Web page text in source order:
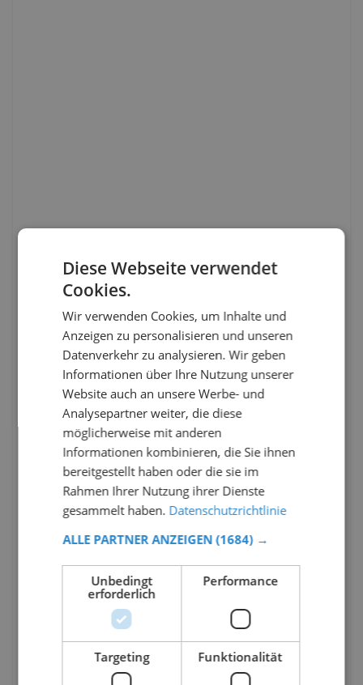
Diese Webseite verwendet
Cookies.
Wir verwenden Cookies, um Inhalte und
Anzeigen zu personalisieren und unseren
Datenverkehr zu analysieren. Wir geben
Informationen über Ihre Nutzung unserer
Website auch an unsere Werbe- und
Analysepartner weiter, die diese
möglicherweise mit anderen
Informationen kombinieren, die Sie ihnen
bereitgestellt haben oder die sie im
Rahmen Ihrer Nutzung ihrer Dienste
gesammelt haben. Datenschutzrichtlinie
ALLE PARTNER ANZEIGEN (1684) →
Unbedingt
erforderlich
Performance
Targeting Funktionalität